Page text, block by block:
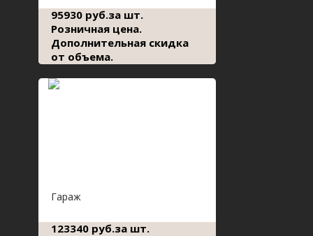
95930 руб.за шт.
Розничная цена.
Дополнительная скидка
от объема.
Гараж
123340 руб.за шт.